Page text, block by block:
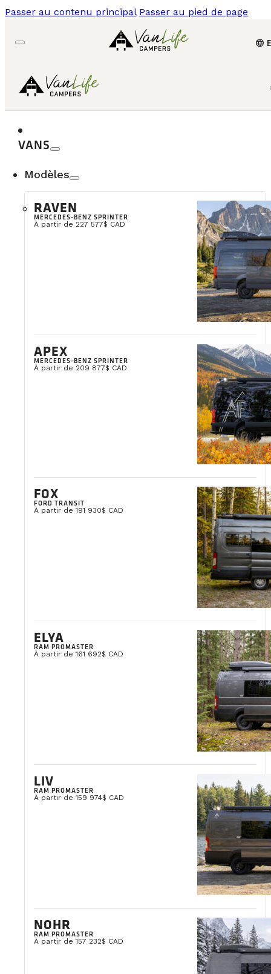
Passer au contenu principal Passer au pied de page
language
VANS
Modèles
RAVEN
MERCEDES-BENZ SPRINTER
À partir de 227 577$ CAD
APEX
MERCEDES-BENZ SPRINTER
À partir de 209 877$ CAD
FOX
FORD TRANSIT
À partir de 191 930$ CAD
ELYA
RAM PROMASTER
À partir de 161 692$ CAD
LIV
RAM PROMASTER
À partir de 159 974$ CAD
NOHR
RAM PROMASTER
À partir de 157 232$ CAD